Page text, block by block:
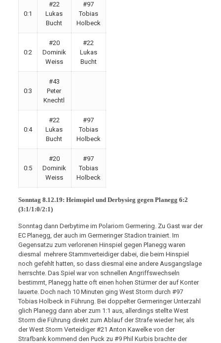
0:1
#22
Lukas
Bucht
#97
Tobias
Holbeck
0:2
#20
Dominik
Weiss
#22
Lukas
Bucht
0:3
#43
Peter
Knechtl
0:4
#22
Lukas
Bucht
#97
Tobias
Holbeck
0:5
#20
Dominik
Weiss
#97
Tobias
Holbeck
Sonntag 8.12.19: Heimspiel und Derbysieg gegen Planegg 6:2
(3:1/1:0/2:1)
Sonntag dann Derbytime im Polariom Germering. Zu Gast war der
EC Planegg, der auch im Germeringer Stadion trainiert. Im
Gegensatzu zum verlorenen Hinspiel gegen Planegg waren
diesmal mehrere Stammverteidiger dabei, die beim Hinspiel
noch gefehlt hatten, so dass diesmal eine andere Ausgangslage
herrschte. Das Spiel war von schnellen Angriffswechseln
bestimmt, Planegg hatte oft einen hohen Stürmer der auf Konter
lauerte. Doch nach 10 Minuten ging West Storm durch #97
Tobias Holbeck in Führung. Bei doppelter Germeringer Unterzahl
glich Planegg dann aber zum 1:1 aus, allerdings stellte West
Storm die Führung direkt zum Ablauf der Strafe wieder her, als
der West Storm Verteidiger #21 Anton Kawelke von der
Strafbank kommend den Puck zu #9 Phil Kurbis brachte der